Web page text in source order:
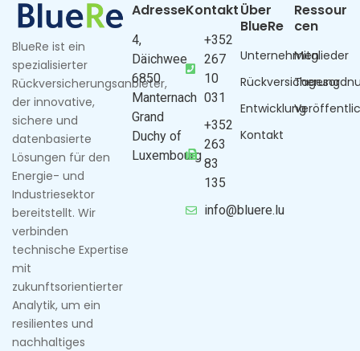
BlueRe ist ein
spezialisierter
Rückversicherungsanbieter,
der innovative,
sichere und
datenbasierte
Lösungen für den
Energie- und
Industriesektor
bereitstellt. Wir
verbinden
technische Expertise
mit
zukunftsorientierter
Analytik, um ein
resilientes und
nachhaltiges
Adresse
4,
Däichwee
6850
Manternach
Grand
Duchy of
Luxembourg
Kontakt
+352
267
10
031
+352
263
83
135
info@bluere.lu
Über
BlueRe
Unternehmen
Rückversicherung
Entwicklung
Kontakt
Ressour
cen
Mitglieder